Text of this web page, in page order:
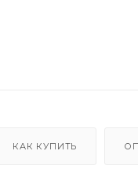
КАК КУПИТЬ